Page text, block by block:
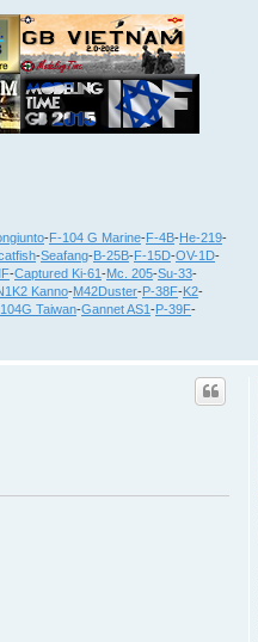
-F-104 G Marine-F-4B-He-219-
-Seafang-B-25B-F-15D-OV-1D-
-Captured Ki-61 -Mc. 205-Su-33-
Kanno-M42Duster-P-38F-K2-
Taiwan-Gannet AS1 -P-39F-